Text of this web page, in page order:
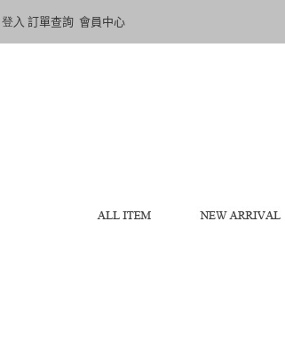
登入 訂單查詢 會員中心